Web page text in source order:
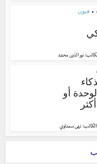
• فنون
نور الدّين محمّد
أو
الكاتب: نهى سعداوي